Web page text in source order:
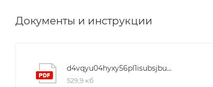
Документы и инструкции
d4vqyu04hyxy56pl1isubsjbuknyiki7
529,9 кб